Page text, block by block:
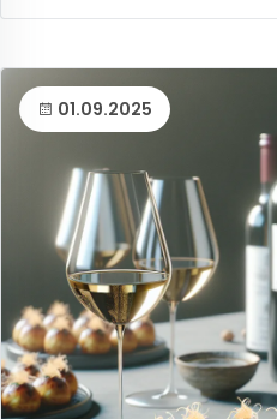
01.09.2025